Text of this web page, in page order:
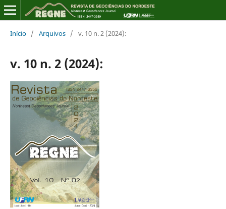
Início / Arquivos / v. 10 n. 2 (2024):
v. 10 n. 2 (2024):